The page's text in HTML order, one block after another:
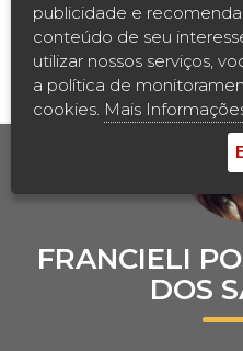
2ª
Desconto
BOLSAS E
ENTRE
FRANCIELI
DOS
publicidade e
conteúdo de seu
utilizar nossos serviços,
a política de
cookies. Mais